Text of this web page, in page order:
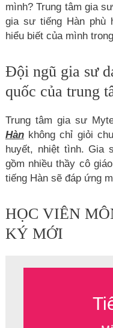
mình? Trung tâm gia
gia sư tiếng Hàn phù
hiểu biết của mình
Đội ngũ gia sư
quốc của trung
Trung tâm gia sư
Hànkhông chỉ giỏi
huyết, nhiệt tình. Gia
gồm nhiều thầy cô
tiếng Hàn sẽ đáp ứng
HỌC VIÊN
KÝ MỚI